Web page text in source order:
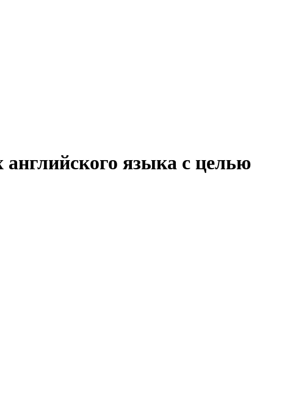
английского языка с целью